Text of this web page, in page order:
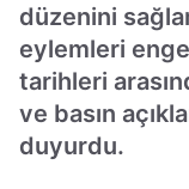
düzenini
eylemleri
tarihleri
ve basın
duyurdu.